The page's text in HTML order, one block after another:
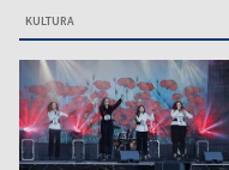
KULTURA